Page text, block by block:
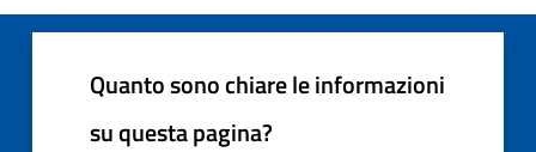
Quanto sono chiare le informazioni
su questa pagina?